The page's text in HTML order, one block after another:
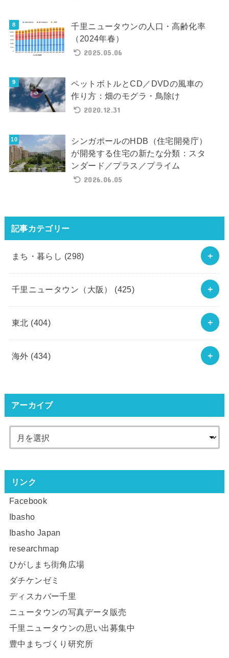
千里ニュータウンの人口・高齢化率
（2024年春）
2025.05.06
ペットボトルとCD／DVDの風車の
作り方：畑のモグラ・鳥除け
2020.12.31
シンガポールのHDB（住宅開発庁）
が開発する住宅の新たな分類：スタ
ンダード／プラス／プライム
2026.06.05
記事カテゴリー
まち・暮らし (298)
千里ニュータウン（大阪） (425)
東北 (404)
海外 (434)
アーカイブ
リンク
Facebook
Ibasho
Ibasho Japan
researchmap
ひがしまち街角広場
ダチケンゼミ
ディスカバー千里
ニュータウンの写真データ販売
千里ニュータウンの思い出募集中
豊中まちづくり研究所